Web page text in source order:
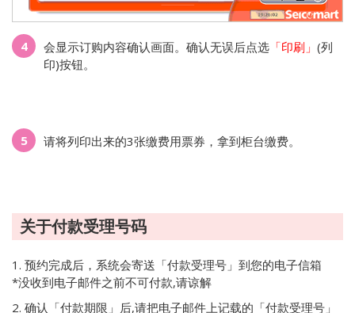
4 会显示订购内容确认画面。确认无误后点选 「印刷」 (列
印)按钮。
5 请将列印出来的3张缴费用票券，拿到柜台缴费。
关于付款受理号码
1. 预约完成后，系统会寄送「付款受理号」到您的电子信箱
*没收到电子邮件之前不可付款,请谅解
2. 确认「付款期限 」后,请把电子邮件上记载的「付款受理号 」